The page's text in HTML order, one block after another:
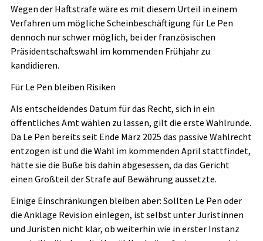
Wegen der Haftstrafe wäre es mit diesem Urteil in einem
Verfahren um mögliche Scheinbeschäftigung für Le Pen
dennoch nur schwer möglich, bei der französischen
Präsidentschaftswahl im kommenden Frühjahr zu
kandidieren.
Für Le Pen bleiben Risiken
Als entscheidendes Datum für das Recht, sich in ein
öffentliches Amt wählen zu lassen, gilt die erste Wahlrunde.
Da Le Pen bereits seit Ende März 2025 das passive Wahlrecht
entzogen ist und die Wahl im kommenden April stattfindet,
hätte sie die Buße bis dahin abgesessen, da das Gericht
einen Großteil der Strafe auf Bewährung aussetzte.
Einige Einschränkungen bleiben aber: Sollten Le Pen oder
die Anklage Revision einlegen, ist selbst unter Juristinnen
und Juristen nicht klar, ob weiterhin wie in erster Instanz